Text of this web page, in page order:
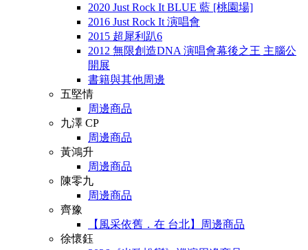
2020 Just Rock It BLUE 藍 [桃園場]
2016 Just Rock It 演唱會
2015 超犀利趴6
2012 無限創造DNA 演唱會幕後之王 主腦公
開展
書籍與其他周邊
五堅情
周邊商品
九澤 CP
周邊商品
黃鴻升
周邊商品
陳零九
周邊商品
齊豫
【風采依舊．在 台北】周邊商品
徐懷鈺